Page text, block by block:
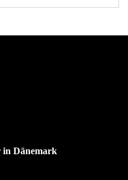
in Dänemark